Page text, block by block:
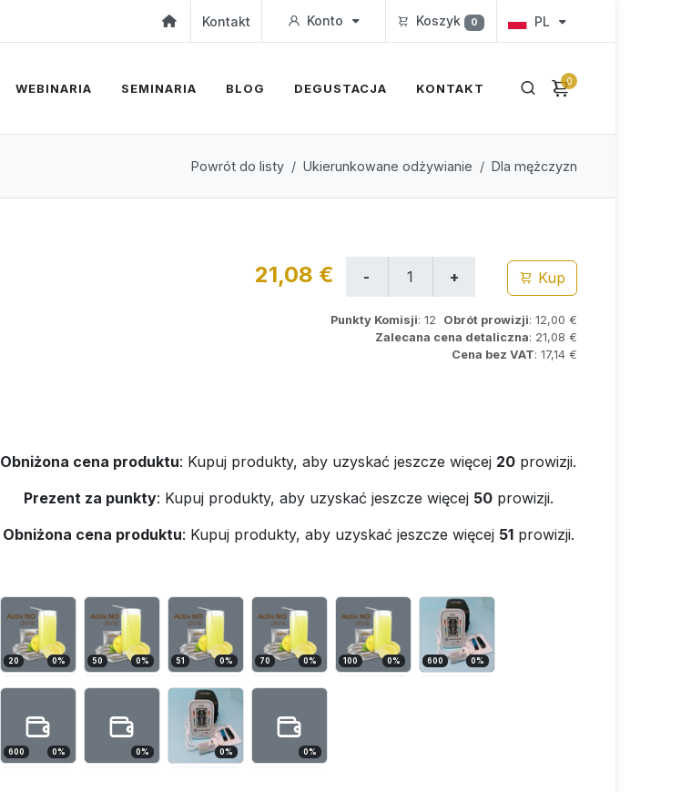
Kontakt Konto Koszyk 0 PL
0
WEBINARIA SEMINARIA BLOG DEGUSTACJA KONTAKT
Powrót do listy Ukierunkowane odżywianie Dla mężczyzn
21,08 € Kup
Punkty Komisji: 12 Obrót prowizji: 12,00 €
Zalecana cena detaliczna: 21,08 €
Cena bez VAT: 17,14 €
Obniżona cena produktu: Kupuj produkty, aby uzyskać jeszcze więcej 20 prowizji.
Prezent za punkty: Kupuj produkty, aby uzyskać jeszcze więcej 50prowizji.
Obniżona cena produktu: Kupuj produkty, aby uzyskać jeszcze więcej 51prowizji.
20 0% 50 0% 51 0% 70 0% 100 0% 600 0%
600 0% 0% 0% 0%